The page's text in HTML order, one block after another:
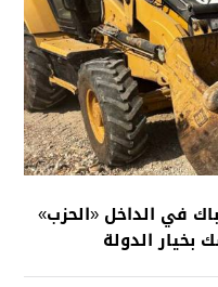
في الداخل «الحزب»
بخيار الدولة